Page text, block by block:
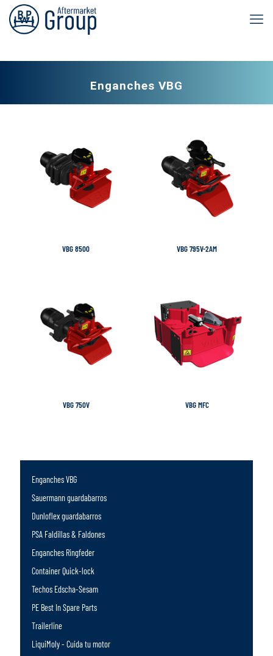
Enganches VBG
VBG 8500 VBG 795V-2AM
VBG 750V VBG MFC
Enganches VBG
Sauermann guardabarros
Dunloflex guardabarros
PSA Faldillas & Faldones
Enganches Ringfeder
Container Quick-lock
Techos Edscha-Sesam
PE Best In Spare Parts
Trailerline
LiquiMoly - Cuida tu motor